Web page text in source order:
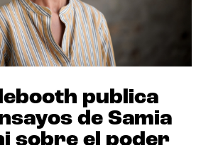
publica
de Samia
sobre el poder